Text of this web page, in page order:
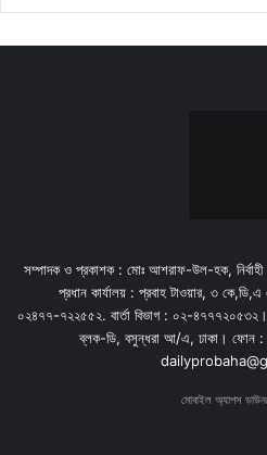
সম্পাদক ও প্রকাশক : মোঃ আশরাফ-উল-হক,
প্রধান কার্যালয় : প্রবাহ টাওয়ার, ৩
০২৪৭৭-৭২২৫৫২. বার্তা বিভাগ : ০২-
ব্লক-ডি, বসুন্ধরা আ/এ, ঢাকা। ফোন
মোবাইল অ্যাপস